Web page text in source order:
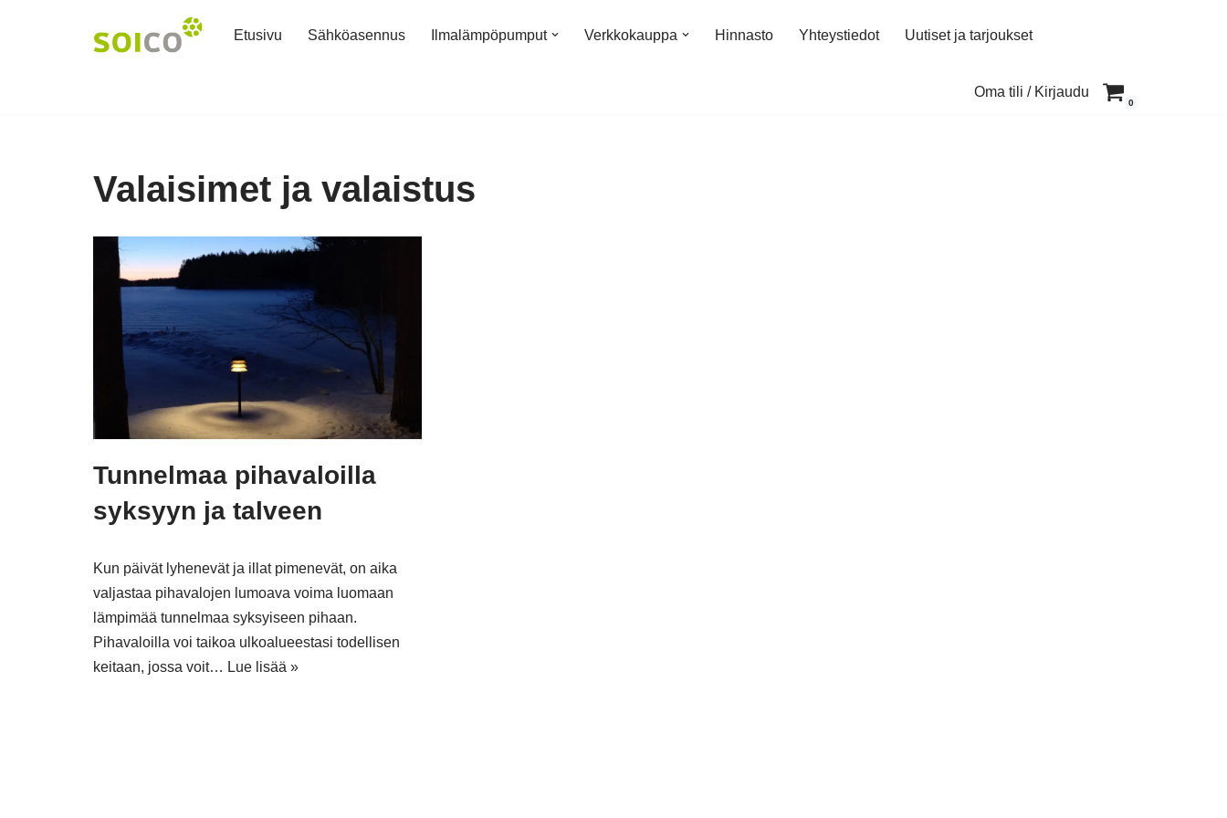
Etusivu Sähköasennus Ilmalämpöpumput Verkkokauppa Hinnasto Yhteystiedot Uutiset ja tarjoukset
Oma tili / Kirjaudu
0
Valaisimet ja valaistus
Tunnelmaa pihavaloilla
syksyyn ja talveen
Kun päivät lyhenevät ja illat pimenevät, on aika
valjastaa pihavalojen lumoava voima luomaan
lämpimää tunnelmaa syksyiseen pihaan.
Pihavaloilla voi taikoa ulkoalueestasi todellisen
keitaan, jossa voit… Lue lisää »